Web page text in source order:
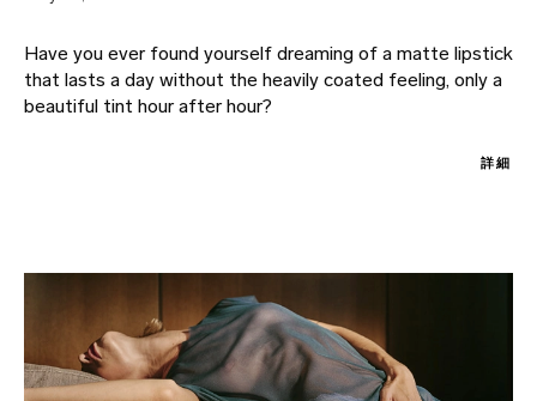
Have you ever found yourself dreaming of a matte lipstick
that lasts a day without the heavily coated feeling, only a
beautiful tint hour after hour?
詳細